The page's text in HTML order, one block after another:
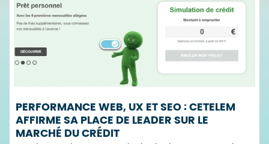
PERFORMANCE WEB, UX ET SEO : CETELEM
AFFIRME SA PLACE DE LEADER SUR LE
MARCHÉ DU CRÉDIT